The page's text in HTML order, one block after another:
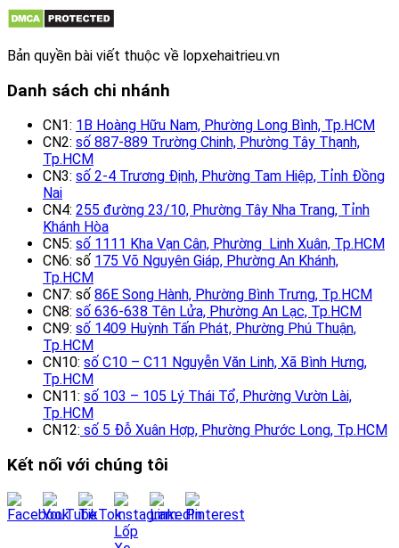
Bản quyền bài viết thuộc về lopxehaitrieu.vn
Danh sách chi nhánh
CN1: 1B Hoàng Hữu Nam, Phường Long Bình, Tp.HCM
CN2: số 887-889 Trường Chinh, Phường Tây Thạnh,
Tp.HCM
CN3: số 2-4 Trương Định, Phường Tam Hiệp, Tỉnh Đồng
Nai
CN4: 255 đường 23/10, Phường Tây Nha Trang, Tỉnh
Khánh Hòa
CN5: số 1111 Kha Vạn Cân, Phường Linh Xuân, Tp.HCM
CN6: số 175 Võ Nguyên Giáp, Phường An Khánh,
Tp.HCM
CN7: số 86E Song Hành, Phường Bình Trưng, Tp.HCM
CN8: số 636-638 Tên Lửa, Phường An Lạc, Tp.HCM
CN9: số 1409 Huỳnh Tấn Phát, Phường Phú Thuận,
Tp.HCM
CN10: số C10 – C11 Nguyễn Văn Linh, Xã Bình Hưng,
Tp.HCM
CN11: số 103 – 105 Lý Thái Tổ, Phường Vườn Lài,
Tp.HCM
CN12: số 5 Đỗ Xuân Hợp, Phường Phước Long, Tp.HCM
Kết nối với chúng tôi